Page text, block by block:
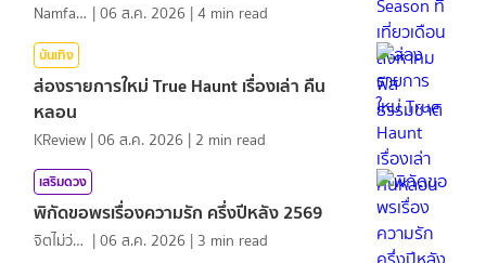
NamfahPhupha |06 ส.ค. 2026 |4 min read
บันเทิง
ส่องรายการใหม่ True Haunt เรื่องเล่า คืน
หลอน
KReview |06 ส.ค. 2026 | 2 min read
เสริมดวง
พิกัดขอพรเรื่องความรัก ครึ่งปีหลัง 2569
จิตไม่ว่าง |06 ส.ค. 2026 | 3 min read